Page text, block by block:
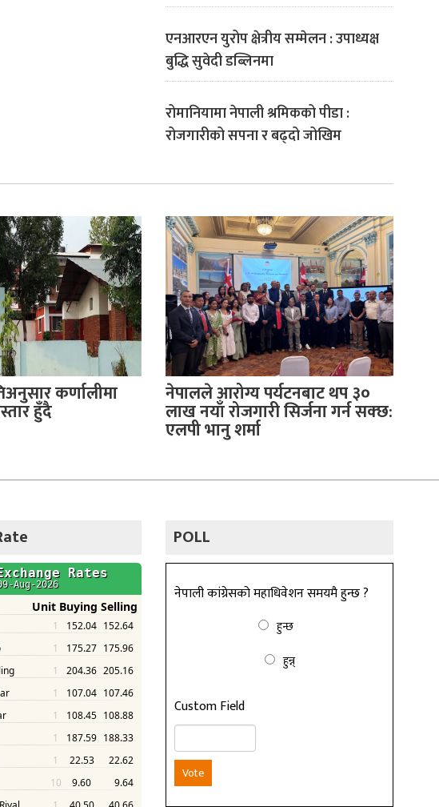
एनआरएन युरोप क्षेत्रीय सम्मेलन : उपाध्यक्ष
बुद्धि सुवेदी डब्लिनमा
रोमानियामा नेपाली श्रमिकको पीडा :
रोजगारीको सपना र बढ्दो जोखिम
कर्णालीमा
हुँदै
नेपालले आरोग्य पर्यटनबाट थप ३०
लाख नयाँ रोजगारी सिर्जना गर्न सक्छ:
एलपी भानु शर्मा
POLL
नेपाली कांग्रेसको महाधिवेशन समयमै हुन्छ ?
हुन्छ
हुन्न्
Custom Field
Vote